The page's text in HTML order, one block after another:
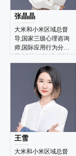
张晶晶
大米和小米区域总督
导;国家三级心理咨询
师;国际应用行为分析
学会认证副行为分析
师BCaBA
王雪
大米和小米区域总督